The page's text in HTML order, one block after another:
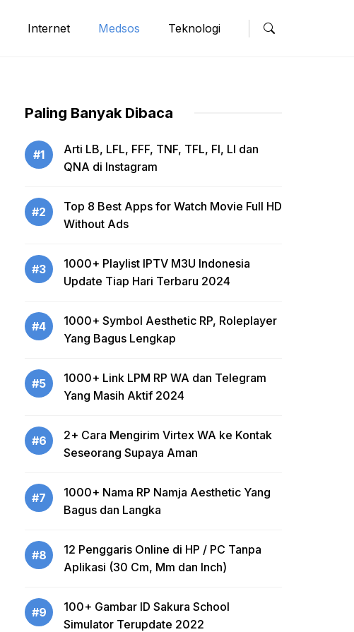
Internet Medsos Teknologi
Paling Banyak Dibaca
#1
Arti LB, LFL, FFF, TNF, TFL, FI, LI dan
QNA di Instagram
#2
Top 8 Best Apps for Watch Movie Full HD
Without Ads
#3
1000+ Playlist IPTV M3U Indonesia
Update Tiap Hari Terbaru 2024
#4
1000+ Symbol Aesthetic RP, Roleplayer
Yang Bagus Lengkap
#5
1000+ Link LPM RP WA dan Telegram
Yang Masih Aktif 2024
#6
2+ Cara Mengirim Virtex WA ke Kontak
Seseorang Supaya Aman
#7
1000+ Nama RP Namja Aesthetic Yang
Bagus dan Langka
#8
12 Penggaris Online di HP / PC Tanpa
Aplikasi (30 Cm, Mm dan Inch)
#9
100+ Gambar ID Sakura School
Simulator Terupdate 2022